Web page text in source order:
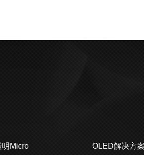
明Micro OLED解决方案